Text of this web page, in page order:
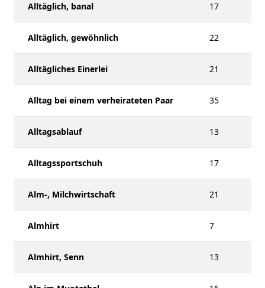
Alltäglich, banal 17
Alltäglich, gewöhnlich 22
Alltägliches Einerlei 21
Alltag bei einem verheirateten Paar 35
Alltagsablauf 13
Alltagssportschuh 17
Alm-, Milchwirtschaft 21
Almhirt 7
Almhirt, Senn 13